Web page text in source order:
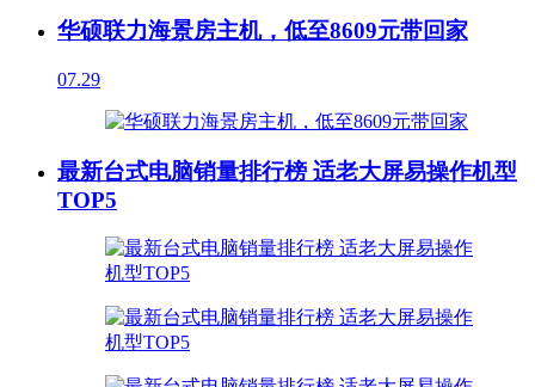
华硕联力海景房主机，低至8609元带回家
07.29
最新台式电脑销量排行榜 适老大屏易操作机型
TOP5